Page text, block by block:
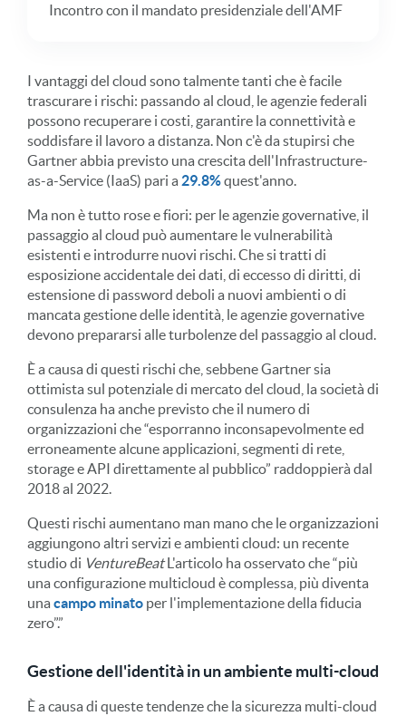
Incontro con il mandato presidenziale dell'AMF
I vantaggi del cloud sono talmente tanti che è facile
trascurare i rischi: passando al cloud, le agenzie federali
possono recuperare i costi, garantire la connettività e
soddisfare il lavoro a distanza. Non c'è da stupirsi che
Gartner abbia previsto una crescita dell'Infrastructure-
as-a-Service (IaaS) pari a 29.8%quest'anno.
Ma non è tutto rose e fiori: per le agenzie governative, il
passaggio al cloud può aumentare le vulnerabilità
esistenti e introdurre nuovi rischi. Che si tratti di
esposizione accidentale dei dati, di eccesso di diritti, di
estensione di password deboli a nuovi ambienti o di
mancata gestione delle identità, le agenzie governative
devono prepararsi alle turbolenze del passaggio al cloud.
È a causa di questi rischi che, sebbene Gartner sia
ottimista sul potenziale di mercato del cloud, la società di
consulenza ha anche previsto che il numero di
organizzazioni che “esporranno inconsapevolmente ed
erroneamente alcune applicazioni, segmenti di rete,
storage e API direttamente al pubblico” raddoppierà dal
2018 al 2022.
Questi rischi aumentano man mano che le organizzazioni
aggiungono altri servizi e ambienti cloud: un recente
studio di VentureBeatL'articolo ha osservato che “più
una configurazione multicloud è complessa, più diventa
una campo minato per l'implementazione della fiducia
zero”.”
Gestione dell'identità in un ambiente multi-cloud
È a causa di queste tendenze che la sicurezza multi-cloud